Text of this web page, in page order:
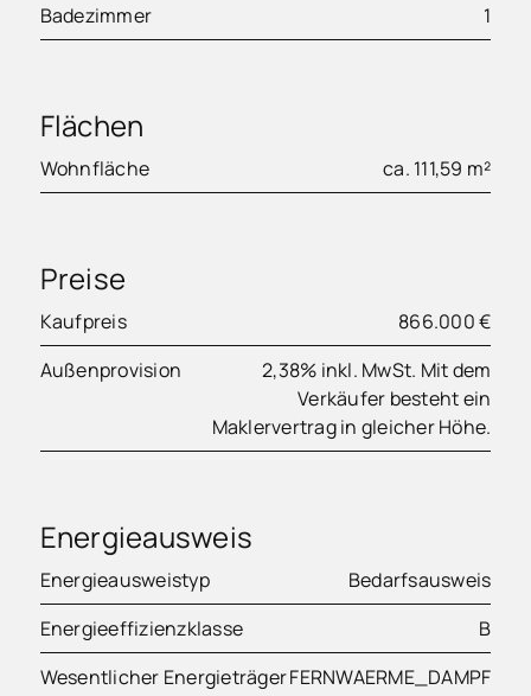
Badezimmer
1
Flächen
Wohnfläche ca. 111,59 m²
Preise
Kaufpreis
866.000 €
Außenprovision
2,38% inkl. MwSt. Mit dem
Verkäufer besteht ein
Maklervertrag in gleicher Höhe.
Energieausweis
Energieausweistyp
Bedarfsausweis
Energieeffizienzklasse
B
Wesentlicher EnergieträgerFERNWAERME_DAMPF